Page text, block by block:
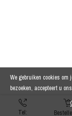
Tel:
We gebruiken cookies om
bezoeken, accepteert u